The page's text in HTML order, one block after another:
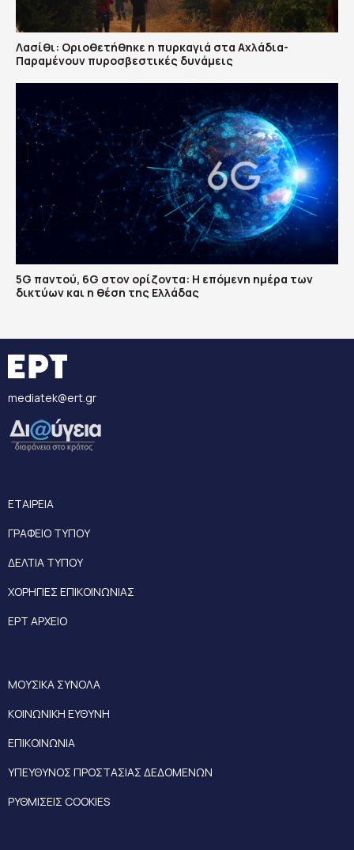
Λασίθι: Οριοθετήθηκε η πυρκαγιά στα Αχλάδια-
Παραμένουν πυροσβεστικές δυνάμεις
5G παντού, 6G στον ορίζοντα: Η επόμενη ημέρα των
δικτύων και η θέση της Ελλάδας
mediatek@ert.gr
ΕΤΑΙΡΕΙΑ
ΓΡΑΦΕΙΟ ΤΥΠΟΥ
ΔΕΛΤΙΑ ΤΥΠΟΥ
ΧΟΡΗΓΙΕΣ ΕΠΙΚΟΙΝΩΝΙΑΣ
ΕΡΤ ΑΡΧΕΙΟ
ΜΟΥΣΙΚΑ ΣΥΝΟΛΑ
ΚΟΙΝΩΝΙΚΗ ΕΥΘΥΝΗ
ΕΠΙΚΟΙΝΩΝΙΑ
ΥΠΕΥΘΥΝΟΣ ΠΡΟΣΤΑΣΙΑΣ ΔΕΔΟΜΕΝΩΝ
ΡΥΘΜΙΣΕΙΣ COOKIES